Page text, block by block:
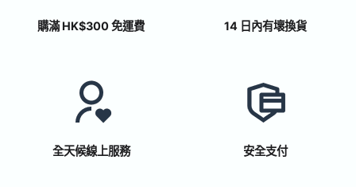
購滿 HK$300 免運費 14 日內有壞換貨
全天候線上服務 安全支付